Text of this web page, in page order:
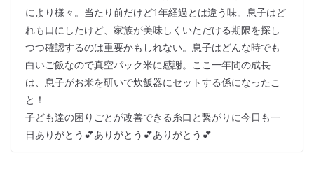
により様々。当たり前だけど1年経過とは違う味。息子はど
れも口にしたけど、家族が美味しくいただける期限を探し
つつ確認するのは重要かもしれない。息子はどんな時でも
白いご飯なので真空パック米に感謝。ここ一年間の成長
は、息子がお米を研いで炊飯器にセットする係になったこ
と！
子ども達の困りごとが改善できる糸口と繋がりに今日も一
日ありがとう💕ありがとう💕ありがとう💕